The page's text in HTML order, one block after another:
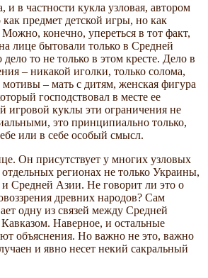
и в частности кукла узловая, автором
как предмет детской игры, но как
конечно, упереться в тот факт,
лице бытовали только в Средней
то не только в этом кресте. Дело в
– никакой иголки, только солома,
мотивы – мать с дитям, женская фигура
господствовал в месте ее
игровой куклы эти ограничения не
это принципиально только,
или в себе особый смысл.
Он присутствует у многих узловых
регионах не только Украины,
Средней Азии. Не говорит ли это о
древних народов? Сам
одну из связей между Средней
Наверное, и остальные
объяснения. Но важно не это, важно
и явно несет некий сакральный